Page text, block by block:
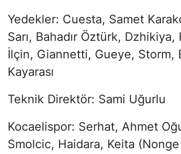
Yedekler: Cuesta, Samet
Sarı, Bahadır Öztürk, Dzhikiya,
İlçin, Giannetti, Gueye, Storm,
Kayarası
Teknik Direktör: Sami Uğurlu
Kocaelispor: Serhat, Ahmet
Smolcic, Haidara, Keita